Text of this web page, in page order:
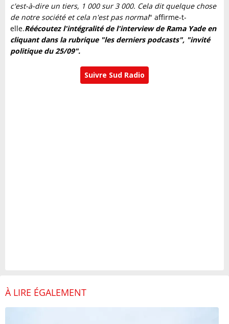
c'est-à-dire un tiers, 1 000 sur 3 000. Cela dit quelque chose
de notre société et cela n'est pas normal" affirme-t-
elle.Réécoutez l'intégralité de l'interview de Rama Yade en
cliquant dans la rubrique "les derniers podcasts", "invité
politique du 25/09".
Suivre Sud Radio
À LIRE ÉGALEMENT